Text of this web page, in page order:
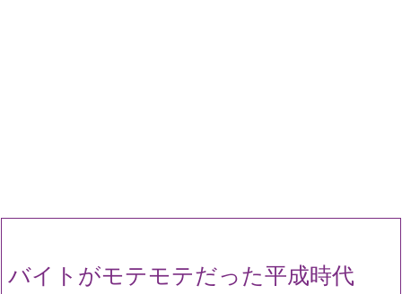
バイトがモテモテだった平成時代